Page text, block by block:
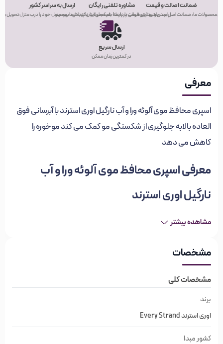
ضمانت اصالت و قیمت
محصولات ما، ضمانت اصل بودن و بهترین قیمت را دارند!
مشاوره تلفنی رایگان
راحت باشید! هر سوالی در رابطه با محصولات دارید، از ما بپرسید.
ارسال به سراسر کشور
هر کجای ایران که باشید، محصول خود را درب منزل تحویل
ارسال سریع
در کمترین زمان ممکن
معرفی
اسپری محافظ موی آلوئه ورا و آب نارگیل اوری استرند باآبرسانی فوق
العاده بالابه جلوگیری از شکستگی مو کمک می کندموخوره را
کاهش می دهد
معرفی اسپری محافظ موی آلوئه ورا و آب
نارگیل اوری استرند
اگر هوس رشته های نرم، قابل کنترل و تندی دارید، این اسپری
با آبرسانی فوق العاده بالا
کندموخوره را کاهش می دهد.
ویژگی‌های اسپری محافظ موی آلوئه ورا و آب
نارگیل اوری استرند
مشاهده بیشتر
مشخصات
مشخصات کلی
برند
اوری استرند Every Strand
کشور مبدا